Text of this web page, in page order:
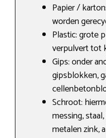
Papier /
worden
Plastic: grote
verpulvert tot
Gips: onder
gipsblokken,
Schroot:
messing,
metalen zink,